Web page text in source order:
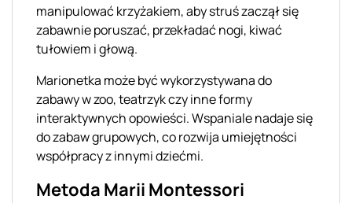
manipulować krzyżakiem, aby struś zaczął się
zabawnie poruszać, przekładać nogi, kiwać
tułowiem i głową.
Marionetka może być wykorzystywana do
zabawy w zoo, teatrzyk czy inne formy
interaktywnych opowieści. Wspaniale nadaje się
do zabaw grupowych, co rozwija umiejętności
współpracy z innymi dziećmi.
Metoda Marii Montessori